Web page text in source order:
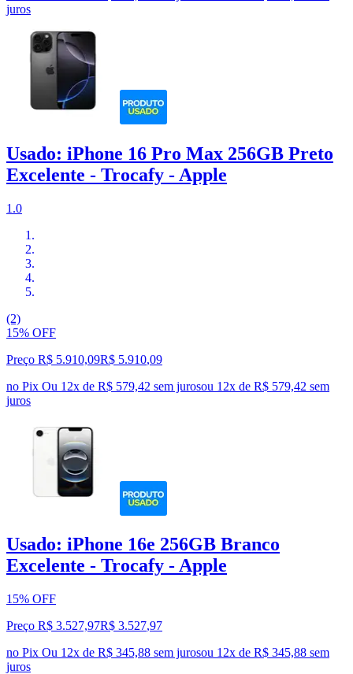
juros
Usado: iPhone 16 Pro Max 256GB Preto
Excelente - Trocafy - Apple
1.0
(2)
15% OFF
Preço R$ 5.910,09R$ 5.910,09
no Pix Ou 12x de R$ 579,42 sem jurosou 12x de R$ 579,42 sem
juros
Usado: iPhone 16e 256GB Branco
Excelente - Trocafy - Apple
15% OFF
Preço R$ 3.527,97R$ 3.527,97
no Pix Ou 12x de R$ 345,88 sem jurosou 12x de R$ 345,88 sem
juros